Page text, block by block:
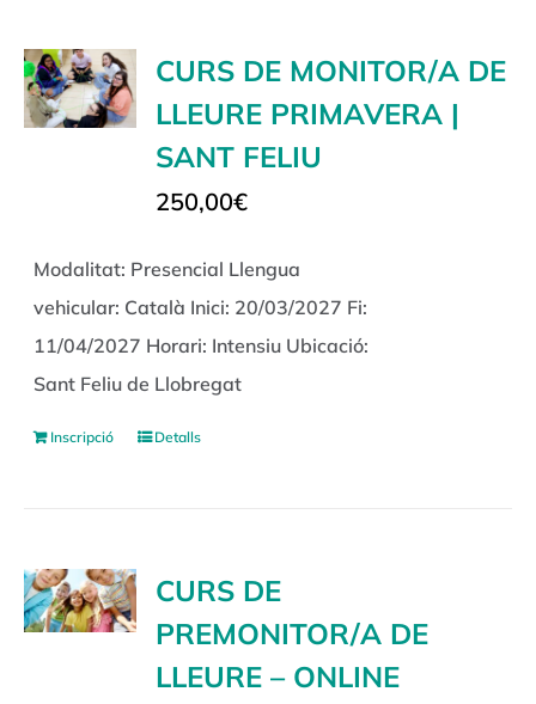
CURS DE MONITOR/A DE
LLEURE PRIMAVERA |
SANT FELIU
250,00€
Modalitat: Presencial Llengua
vehicular: Català Inici: 20/03/2027 Fi:
11/04/2027 Horari: Intensiu Ubicació:
Sant Feliu de Llobregat
Inscripció Detalls
CURS DE
PREMONITOR/A DE
LLEURE – ONLINE